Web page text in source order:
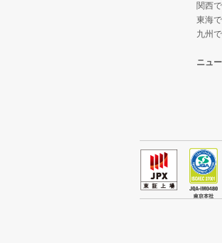
神戸市須磨
加古川市の
兵庫県のカ
兵庫県のバ
兵庫県の和
兵庫県の洋食
兵庫県のそ
関西
東海
九州
ニュ